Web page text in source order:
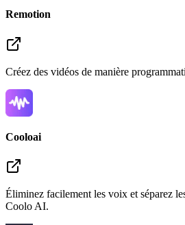
Remotion
Créez des vidéos de manière
Cooloai
Éliminez facilement les voix et séparez
Coolo AI.